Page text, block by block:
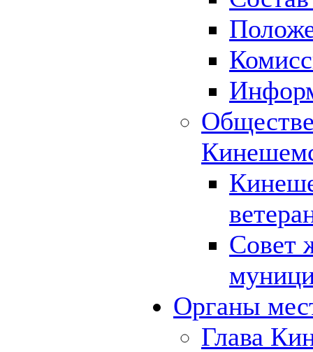
Совет
Органы
Глава